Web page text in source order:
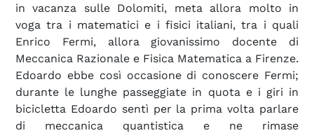
in vacanza sulle Dolomiti, meta allora molto in
voga tra i matematici e i fisici italiani, tra i quali
Enrico Fermi, allora giovanissimo docente di
Meccanica Razionale e Fisica Matematica a Firenze.
Edoardo ebbe così occasione di conoscere Fermi;
durante le lunghe passeggiate in quota e i giri in
bicicletta Edoardo sentì per la prima volta parlare
di meccanica quantistica e ne rimase